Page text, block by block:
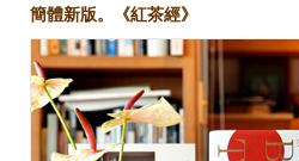
簡體新版。《紅茶經》